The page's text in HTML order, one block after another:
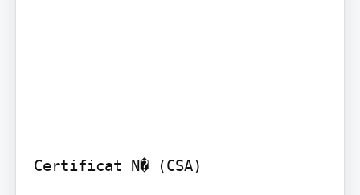
Certificat N� (CSA)